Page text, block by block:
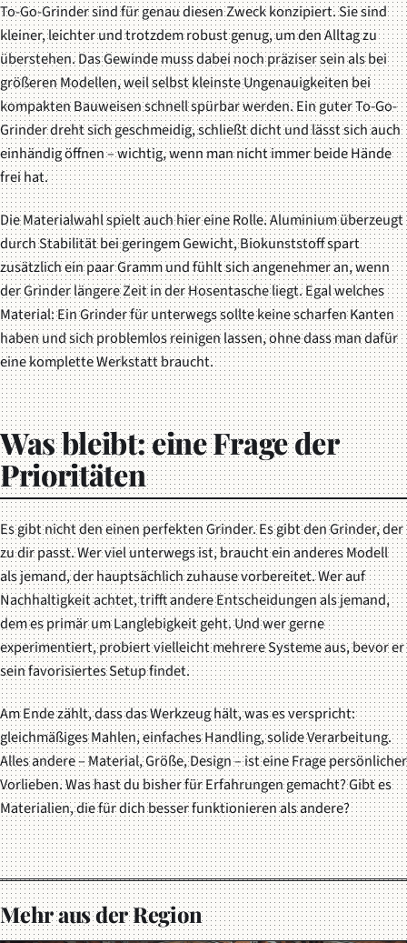
To-Go-Grinder sind für genau diesen Zweck konzipiert. Sie sind
kleiner, leichter und trotzdem robust genug, um den Alltag zu
überstehen. Das Gewinde muss dabei noch präziser sein als bei
größeren Modellen, weil selbst kleinste Ungenauigkeiten bei
kompakten Bauweisen schnell spürbar werden. Ein guter To-Go-
Grinder dreht sich geschmeidig, schließt dicht und lässt sich auch
einhändig öffnen – wichtig, wenn man nicht immer beide Hände
frei hat.
Die Materialwahl spielt auch hier eine Rolle. Aluminium überzeugt
durch Stabilität bei geringem Gewicht, Biokunststoff spart
zusätzlich ein paar Gramm und fühlt sich angenehmer an, wenn
der Grinder längere Zeit in der Hosentasche liegt. Egal welches
Material: Ein Grinder für unterwegs sollte keine scharfen Kanten
haben und sich problemlos reinigen lassen, ohne dass man dafür
eine komplette Werkstatt braucht.
Was bleibt: eine Frage der
Prioritäten
Es gibt nicht den einen perfekten Grinder. Es gibt den Grinder, der
zudirpasst. Wer viel unterwegs ist, braucht ein anderes Modell
als jemand, der hauptsächlich zuhause vorbereitet. Wer auf
Nachhaltigkeit achtet, trifft andere Entscheidungen als jemand,
dem es primär um Langlebigkeit geht. Und wer gerne
experimentiert, probiert vielleicht mehrere Systeme aus, bevor er
sein favorisiertes Setup findet.
Am Ende zählt, dass das Werkzeug hält, was es verspricht:
gleichmäßiges Mahlen, einfaches Handling, solide Verarbeitung.
Alles andere – Material, Größe, Design – ist eine Frage persönlicher
Vorlieben. Was hast du bisher für Erfahrungen gemacht? Gibt es
Materialien, die für dich besser funktionieren als andere?
Mehr aus der Region